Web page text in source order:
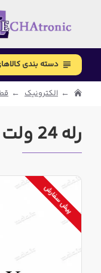
دسته بندی
الکترونیک
رله 24 ولت تک کنتاکت HJR4102E
پیش سفارش